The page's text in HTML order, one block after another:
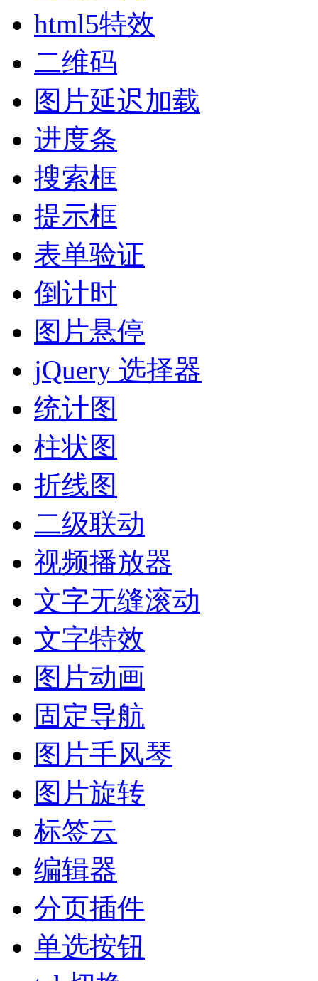
html5特效
二维码
图片延迟加载
进度条
搜索框
提示框
表单验证
倒计时
图片悬停
jQuery 选择器
统计图
柱状图
折线图
二级联动
视频播放器
文字无缝滚动
文字特效
图片动画
固定导航
图片手风琴
图片旋转
标签云
编辑器
分页插件
单选按钮